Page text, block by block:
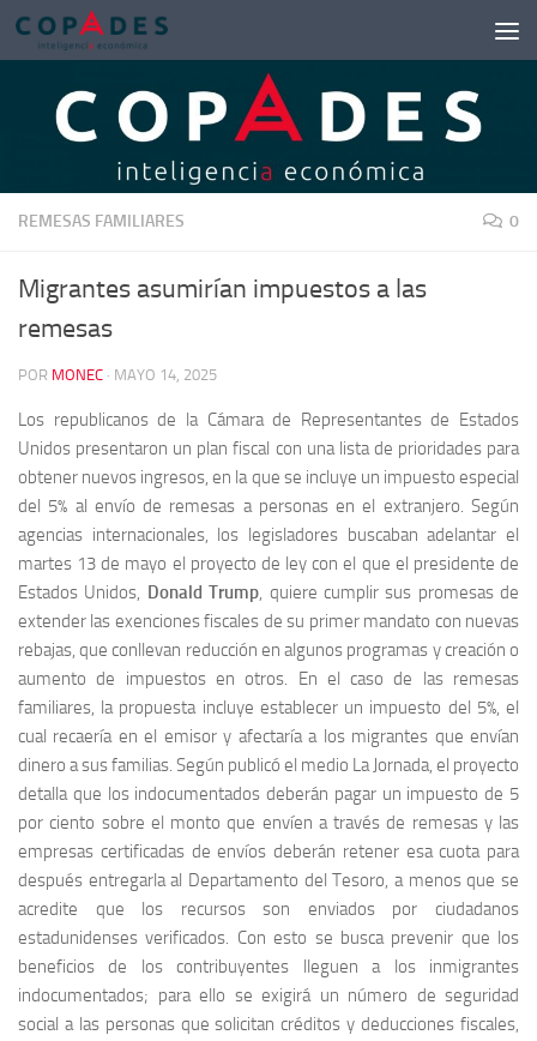
Saltar al contenido
REMESAS FAMILIARES 0
Migrantes asumirían impuestos a las
remesas
POR MONEC · MAYO 14, 2025
Los republicanos de la Cámara de Representantes de Estados
Unidos presentaron un plan fiscal con una lista de prioridades para
obtener nuevos ingresos, en la que se incluye un impuesto especial
del 5% al envío de remesas a personas en el extranjero. Según
agencias internacionales, los legisladores buscaban adelantar el
martes 13 de mayo el proyecto de ley con el que el presidente de
Estados Unidos, Donald Trump, quiere cumplir sus promesas de
extender las exenciones fiscales de su primer mandato con nuevas
rebajas, que conllevan reducción en algunos programas y creación o
aumento de impuestos en otros. En el caso de las remesas
familiares, la propuesta incluye establecer un impuesto del 5%, el
cual recaería en el emisor y afectaría a los migrantes que envían
dinero a sus familias. Según publicó el medio La Jornada, el proyecto
detalla que los indocumentados deberán pagar un impuesto de 5
por ciento sobre el monto que envíen a través de remesas y las
empresas certificadas de envíos deberán retener esa cuota para
después entregarla al Departamento del Tesoro, a menos que se
acredite que los recursos son enviados por ciudadanos
estadunidenses verificados. Con esto se busca prevenir que los
beneficios de los contribuyentes lleguen a los inmigrantes
indocumentados; para ello se exigirá un número de seguridad
social a las personas que solicitan créditos y deducciones fiscales,